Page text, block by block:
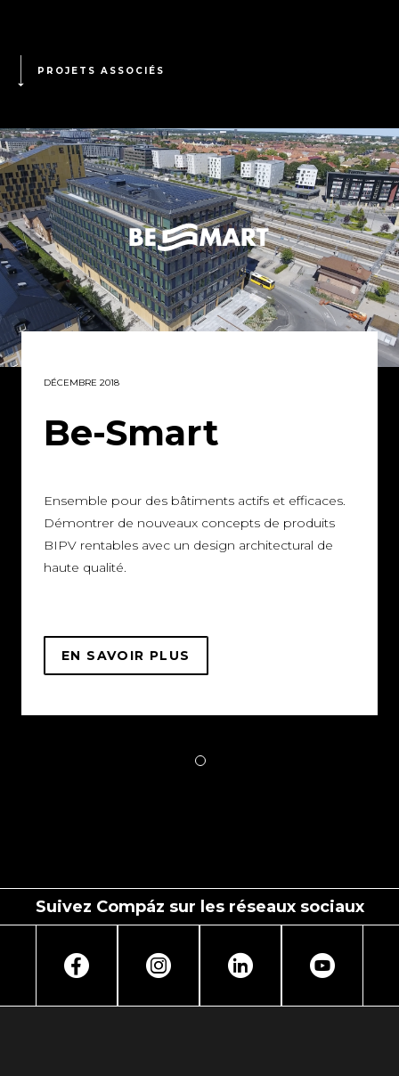
PROJETS ASSOCIÉS
DÉCEMBRE 2018
Be-Smart
Ensemble pour des bâtiments actifs et efficaces.
Démontrer de nouveaux concepts de produits
BIPV rentables avec un design architectural de
haute qualité.
EN SAVOIR PLUS
SMART
Suivez Compáz sur les réseaux sociaux